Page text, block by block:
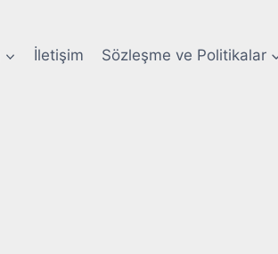
İletişim Sözleşme ve Politikalar